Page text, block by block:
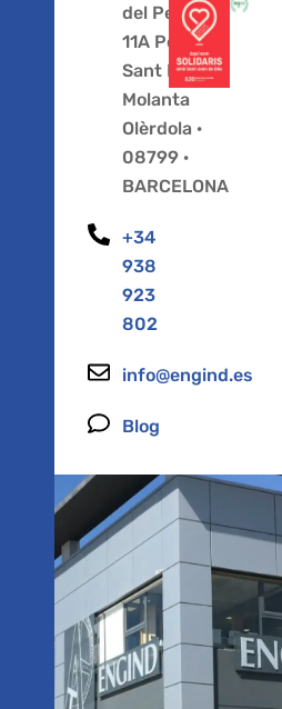
del Penedès
11A Polígon
Sant Pere
Molanta
Olèrdola ·
08799 ·
BARCELONA
+34
938
923
802
info@engind.es
Blog